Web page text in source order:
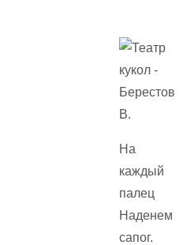
На
каждый
палец
Наденем
сапог.